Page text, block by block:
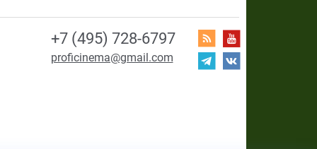
+7 (495) 728-6797
proficinema@gmail.com